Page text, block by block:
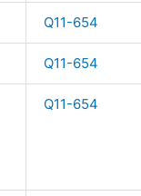
Q11-654
Q11-654
Q11-654